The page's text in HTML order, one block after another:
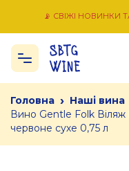
📡 СВІЖІ НОВИНКИ
Головна › Наші вина
Вино Gentle Folk
червоне сухе 0,75 л